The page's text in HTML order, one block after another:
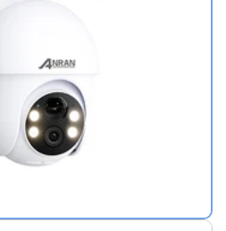
Q1
Max
5MP